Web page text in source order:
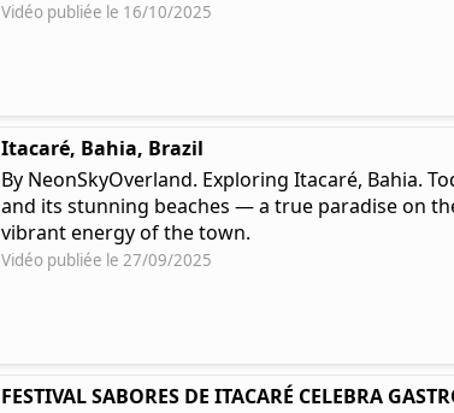
Vidéo publiée le 16/10/2025
Itacaré, Bahia, Brazil
By NeonSkyOverland. Exploring Itacaré, Bahia.
and its stunning beaches — a true paradise on
vibrant energy of the town.
Vidéo publiée le 27/09/2025
FESTIVAL SABORES DE ITACARÉ CELEBRA